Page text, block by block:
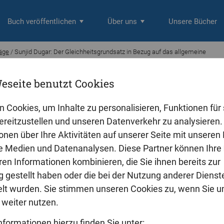
benutzt Cookies
Cookies, um Inhalte zu personalisieren, Funktionen für
und unseren Datenverkehr zu
über Ihre Aktivitäten auf unserer Seite mit unseren
Medien und Datenanalysen. Diese Partner können Ihre
Informationen kombinieren, die Sie ihnen bereits zur
gestellt haben oder die bei der Nutzung anderer
wurden. Sie stimmen unseren Cookies zu, wenn Sie
nutzen.
Buch veröffentlichen Über uns Unsere Bücher
/ Sunjid Dugar: Der Gleichheitsgrundsatz in Bezug auf das allgemeine
in Bezug auf das
im deutschen
Gleichbehandlung gilt vor allem für das Arbeitsrecht, wobei in
und in der Mongolei erhebliche Ungleichbehandlungen
Leistungen der Arbeitgeber gegenüber den Angestellten oder
wird in Deutschland wieder die erhebliche Diskrepanz
der männlichen Arbeitnehmer diskutiert und darauf
eine solche »Diskriminierung« nicht zulässt. Ganz